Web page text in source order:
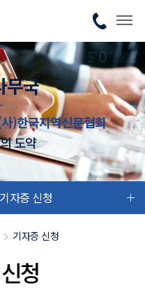
무국
)한국지역신문협회
도약
기자증 신청
기자증 신청
청